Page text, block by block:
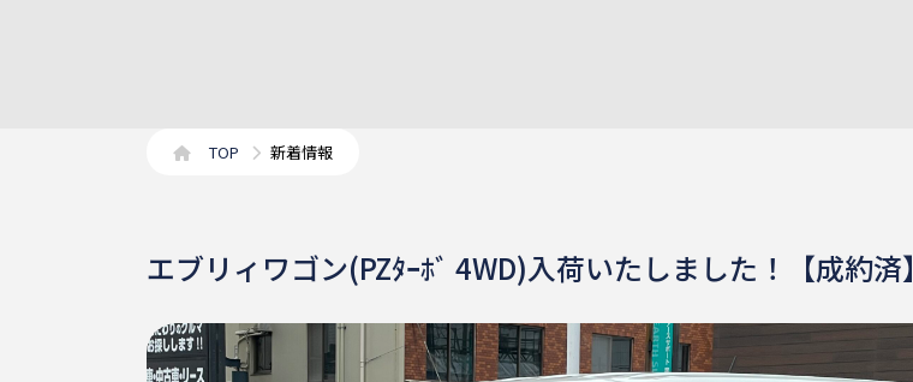
TOP 新着情報
エブリィワゴン(PZﾀｰﾎﾞ 4WD)入荷いたしました！【成約済】